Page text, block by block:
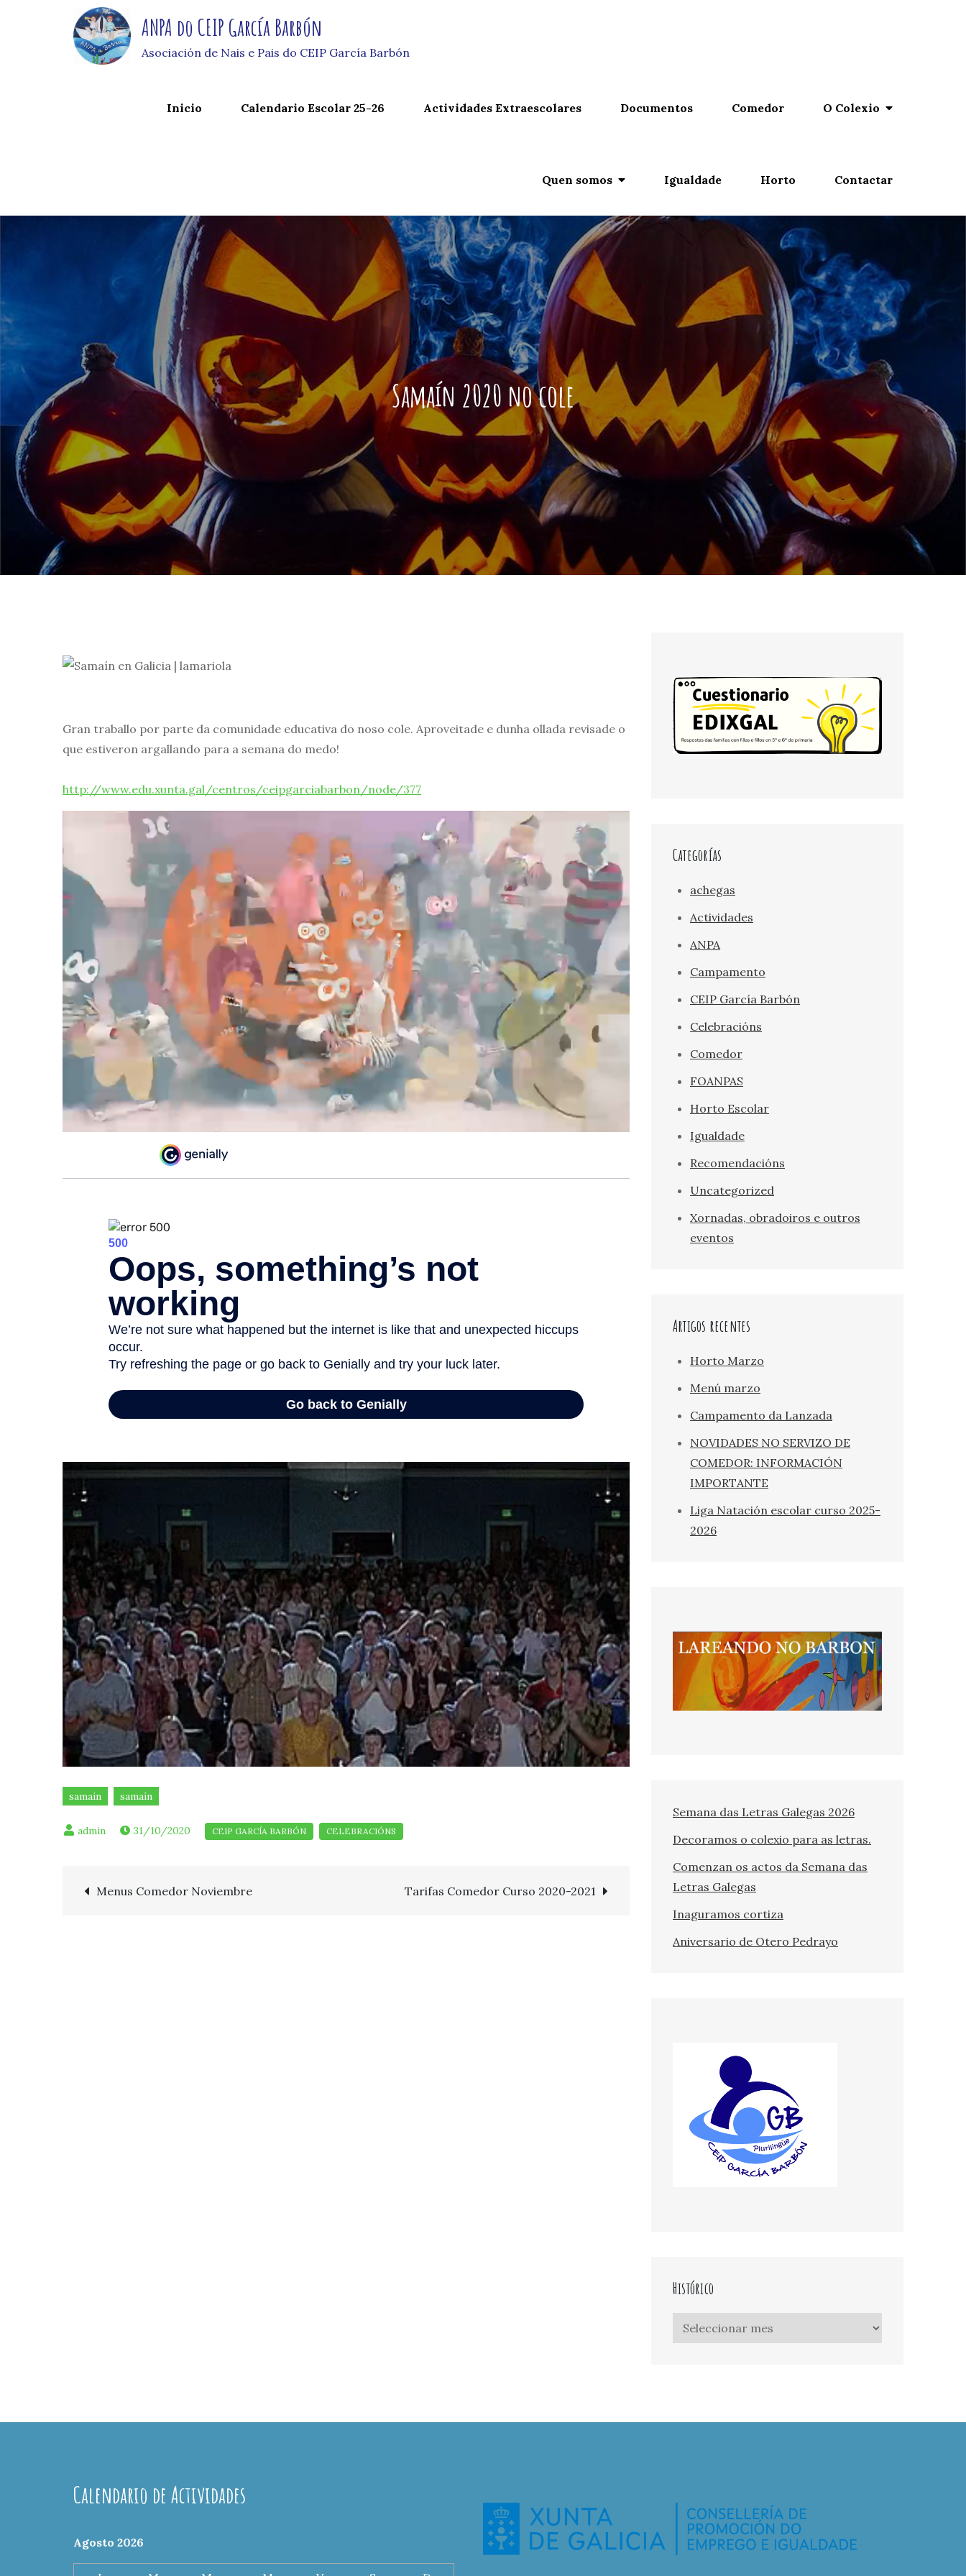
ANPA do CEIP García Barbón
Asociación de Nais e Pais do CEIP García Barbón
Inicio Calendario Escolar 25-26 Actividades Extraescolares Documentos Comedor O Colexio
Quen somos Igualdade Horto Contactar
Samaín 2020 no cole
Gran traballo por parte da comunidade educativa do noso cole. Aproveitade e dunha ollada revisade o
que estiveron argallando para a semana do medo!
http://www.edu.xunta.gal/centros/ceipgarciabarbon/node/377
samain samaín
31/10/2020
Navegación
Menus Comedor Noviembre Tarifas Comedor Curso 2020-2021
Categorías
achegas
Actividades
ANPA
Campamento
CEIP García Barbón
Celebracións
Comedor
FOANPAS
Horto Escolar
Igualdade
Recomendacións
Uncategorized
Xornadas, obradoiros e outros
eventos
Artigos recentes
Horto Marzo
Menú marzo
Campamento da Lanzada
NOVIDADES NO SERVIZO DE
COMEDOR: INFORMACIÓN
IMPORTANTE
Liga Natación escolar curso 2025-
2026
Semana das Letras Galegas 2026
Decoramos o colexio para as letras.
Comenzan os actos da Semana das
Letras Galegas
Inaguramos cortiza
Aniversario de Otero Pedrayo
Histórico
Histórico
Calendario de Actividades
Agosto 2026